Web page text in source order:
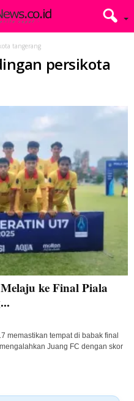
tangerang
persikota
ke Final Piala
memastikan tempat di babak final
Juang FC dengan skor